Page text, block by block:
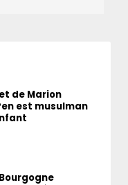
de Marion
est musulman